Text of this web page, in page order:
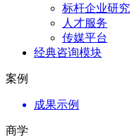
标杆企业研究
人才服务
传媒平台
经典咨询模块
案例
成果示例
商学